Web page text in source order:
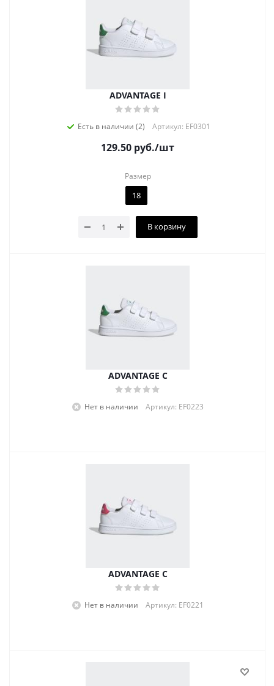
ADVANTAGE I
Есть в наличии (2) Артикул: EF0301
129.50 руб./шт
Размер
18
В корзину
ADVANTAGE C
Нет в наличии Артикул: EF0223
ADVANTAGE C
Нет в наличии Артикул: EF0221